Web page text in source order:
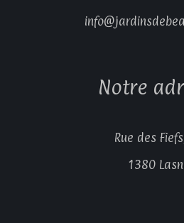
Notre
Rue des
1380